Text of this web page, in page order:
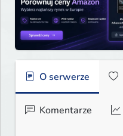
O serwerze
Komentarze